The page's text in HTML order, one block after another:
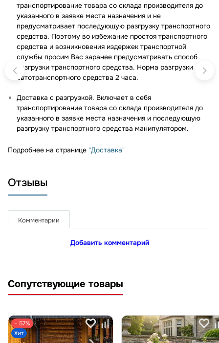
транспортирование товара со склада производителя до
указанного в заявке места назначения и не
предусматривает последующую разгрузку транспортного
средства. Поэтому во избежание простоя транспортного
средства и возникновения издержек транспортной
службы просим Вас заранее предусматривать способ
разгрузки транспортного средства. Норма разгрузки
автотранспортного средства 2 часа.
Доставка с разгрузкой. Включает в себя
транспортирование товара со склада производителя до
указанного в заявке места назначения и последующую
разгрузку транспортного средства манипулятором.
Подробнее на странице "Доставка"
Отзывы
Комментарии
Добавить комментарий
Сопутствующие товары
− 57%
Хит